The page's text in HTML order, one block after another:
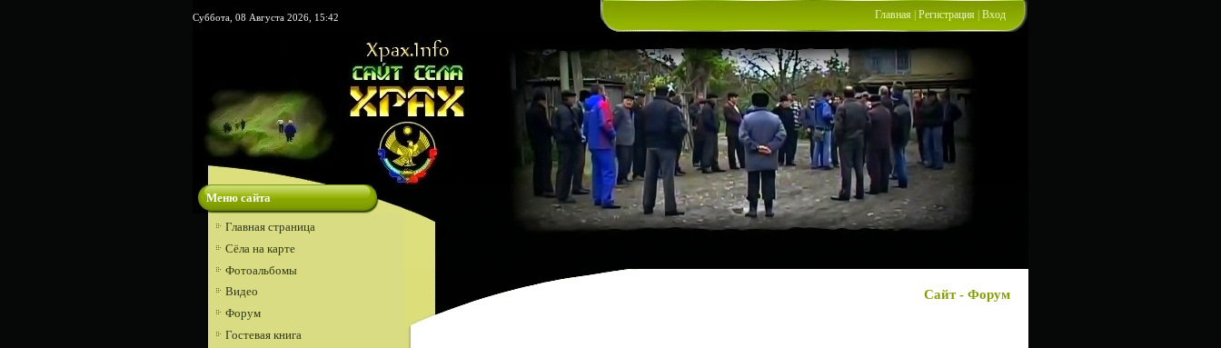
Суббота, 08 Августа 2026, 15:42 Главная Регистрация Вход
Меню сайта
Главная страница
Сёла на карте
Фотоальбомы
Видео
Форум
Гостевая книга
Сайт - Форум